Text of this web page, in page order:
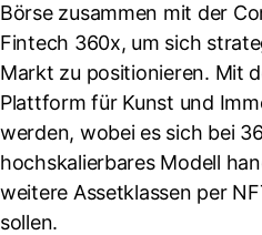
Börse zusammen mit der
Fintech 360x, um sich
Markt zu positionieren. Mit
Plattform für Kunst und
werden, wobei es sich bei
hochskalierbares Modell
weitere Assetklassen per
sollen.